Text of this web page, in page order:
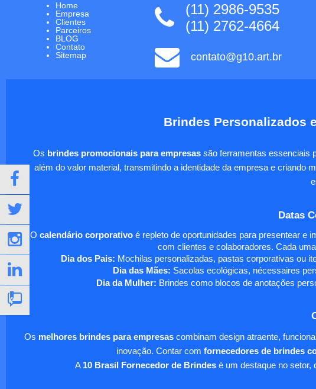
Home
Empresa
Clientes
Parceiros
BLOG
Contato
Sitemap
(11) 2986-9535
(11) 2762-4664
contato@g10.art.br
Brindes Personalizados
Os brindes promocionais para empresassão ferramentas essenciais
além do valor material, transmitindo a identidade da empresa e criando
Datas
O calendário corporativo é repleto de oportunidades para presentear e
com clientes e colaboradores. Cada
Dia dos Pais: Mochilas personalizadas, pastas corporativas ou
Dia das Mães: Sacolas ecológicas, nécessaires
Dia da Mulher: Brindes como blocos de anotações
Os melhores brindes para empresascombinam design atraente,
inovação. Contar com fornecedores de brindes
A 10 Brasil Fornecedor de Brindesé um destaque no setor,